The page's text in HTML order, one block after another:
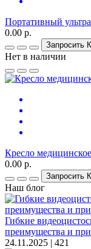
Портативный
0.00 р.
Запросить
Нет в наличии
Кресло
0.00 р.
Запросить
Наш блог
Гибкие
преимущества и
24.11.2025 | 421